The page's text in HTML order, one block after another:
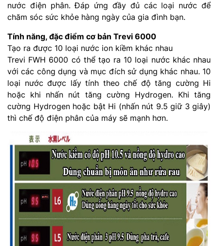
nước điện phân. Đáp ứng đầy đủ các loại nước để
chăm sóc sức khỏe hàng ngày của gia đình bạn.
Tính năng, đặc điểm cơ bản Trevi 6000
Tạo ra được 10 loại nước ion kiềm khác nhau
Trevi FWH 6000 có thể tạo ra 10 loại nước khác nhau
với các công dụng và mục đích sử dụng khác nhau. 10
loại nước được lấy tính theo chế độ tăng cường Hi
hoặc khi nhấn nút tăng cường Hydrogen. Khi tăng
cường Hydrogen hoặc bật Hi (nhấn nút 9.5 giữ 3 giây)
thì chế độ điện phân của máy sẽ mạnh hơn.